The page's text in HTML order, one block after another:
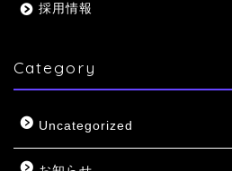
採用情報
Category
Uncategorized